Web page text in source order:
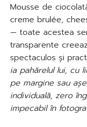
Mousse de
creme brulée,
— toate acestea
transparente
spectaculos și
ia pahărelul lui, cu
pe margine sau
individuală, zero
impecabil în